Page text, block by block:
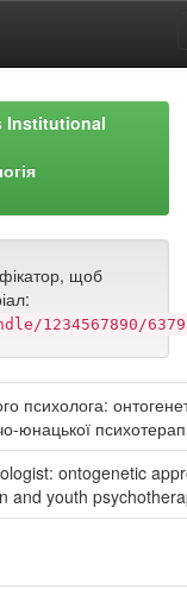
Institutional
щоб
1234567890/6379
психолога:
юнацької
ontogenetic
and youth